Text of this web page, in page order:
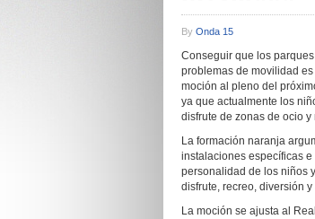
By Onda 15
Conseguir que los
problemas de movilidad
moción al pleno del
ya que actualmente los
disfrute de zonas de ocio y
La formación naranja
instalaciones específicas
personalidad de los niños
disfrute, recreo, diversión
La moción se ajusta al